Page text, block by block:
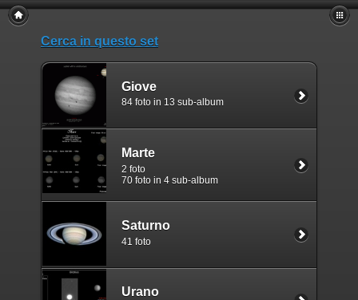
Cerca in questo set
Giove
84 foto in 13 sub-album
Marte
2 foto
70 foto in 4 sub-album
Saturno
41 foto
Urano